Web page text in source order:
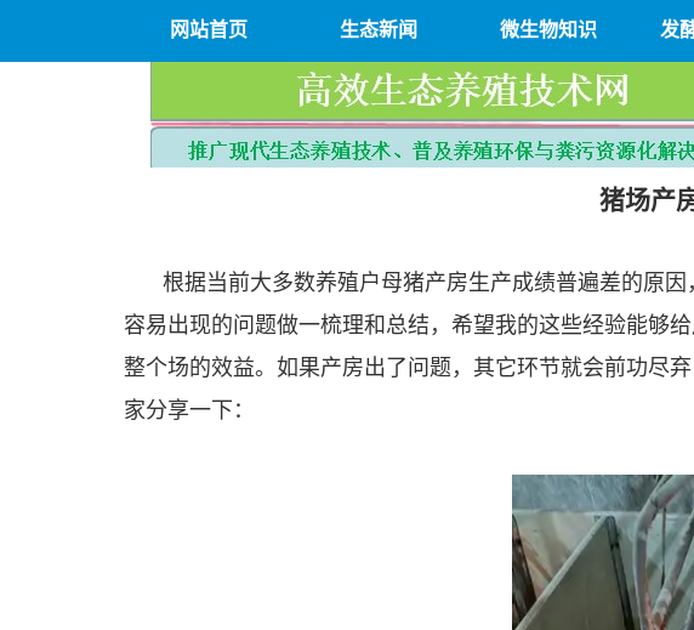
网站首页 生态新闻 微生物知识 发
猪场产
根据当前大多数养殖户母猪产房生产成绩普遍差的原
容易出现的问题做一梳理和总结，希望我的这些经验能够
整个场的效益。如果产房出了问题，其它环节就会前功尽
家分享一下：